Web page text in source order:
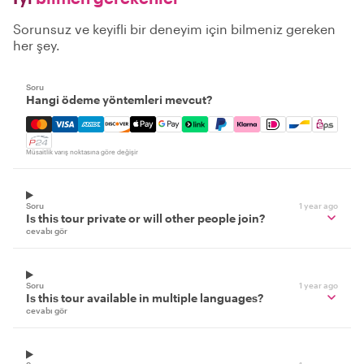
Sorunsuz ve keyifli bir deneyim için bilmeniz gereken
her şey.
Soru
Hangi ödeme yöntemleri mevcut?
Mastercard, Visa, Amex, Discover, Apple Pay, Google
Müsaitlik varış noktasına göre değişir
Soru 1 year ago
Is this tour private or will other people join?
cevabı gör
Soru 1 year ago
Is this tour available in multiple languages?
cevabı gör